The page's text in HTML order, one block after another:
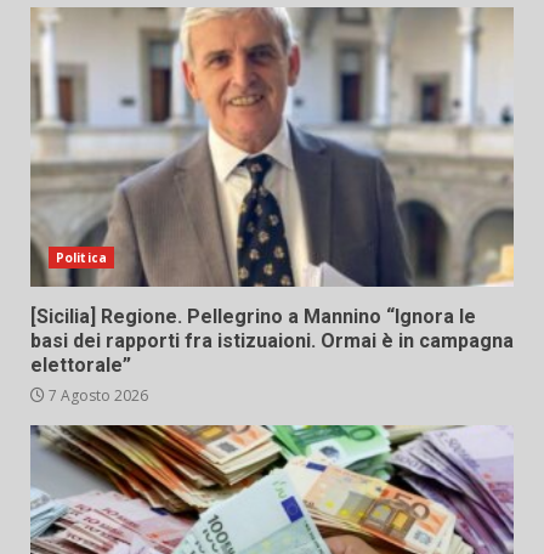
Politica
[Sicilia] Regione. Pellegrino a Mannino “Ignora le
basi dei rapporti fra istizuaioni. Ormai è in campagna
elettorale”
7 Agosto 2026